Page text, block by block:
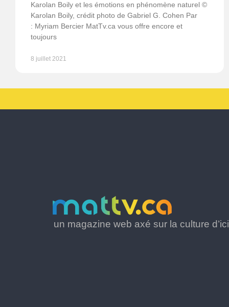
Karolan Boily et les émotions en phénomène naturel ©
Karolan Boily, crédit photo de Gabriel G. Cohen Par
: Myriam Bercier MatTv.ca vous offre encore et
toujours
8 juillet 2021
un magazine web axé sur la culture d’ici